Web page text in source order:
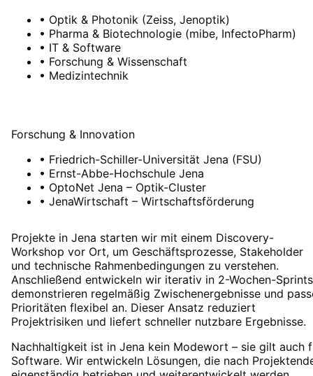
• Optik & Photonik (Zeiss, Jenoptik)
• Pharma & Biotechnologie (mibe, InfectoPharm)
• IT & Software
• Forschung & Wissenschaft
• Medizintechnik
Forschung & Innovation
• Friedrich-Schiller-Universität Jena (FSU)
• Ernst-Abbe-Hochschule Jena
• OptoNet Jena – Optik-Cluster
• JenaWirtschaft – Wirtschaftsförderung
Projekte in Jena starten wir mit einem Discovery-
Workshop vor Ort, um Geschäftsprozesse, Stakeholder
und technische Rahmenbedingungen zu verstehen.
Anschließend entwickeln wir iterativ in 2-Wochen-
demonstrieren regelmäßig Zwischenergebnisse und
Prioritäten flexibel an. Dieser Ansatz reduziert
Projektrisiken und liefert schneller nutzbare Ergebnisse.
Nachhaltigkeit ist in Jena kein Modewort – sie gilt auch
Software. Wir entwickeln Lösungen, die nach